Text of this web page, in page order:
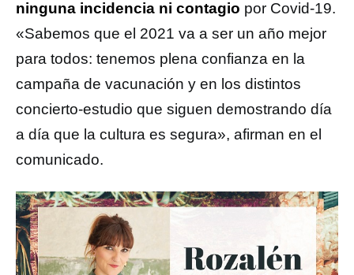
ninguna incidencia ni contagio por Covid-19.
«Sabemos que el 2021 va a ser un año mejor
para todos: tenemos plena confianza en la
campaña de vacunación y en los distintos
concierto-estudio que siguen demostrando día
a día que la cultura es segura», afirman en el
comunicado.